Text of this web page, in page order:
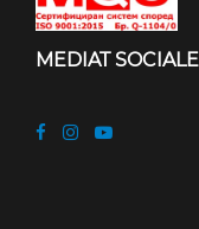
MEDIAT SOCIALE